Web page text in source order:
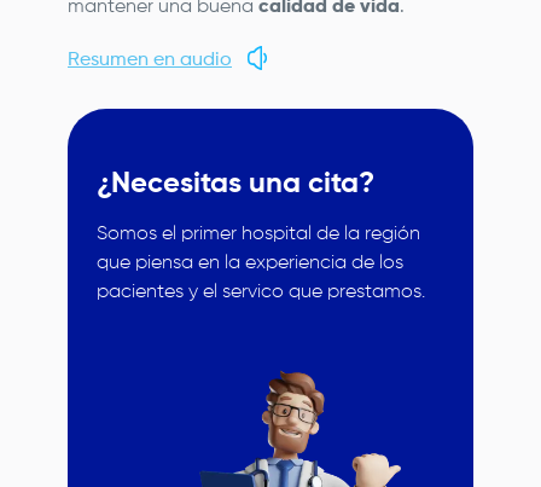
mantener una buena calidad de vida.
Resumen en audio
¿Necesitas una cita?
Somos el primer hospital de la región
que piensa en la experiencia de los
pacientes y el servico que prestamos.